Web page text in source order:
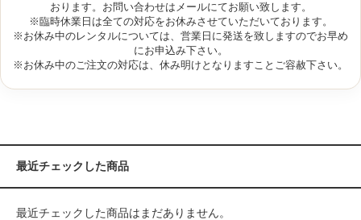
おります。お問い合わせはメールにてお願い致します。
※臨時休業日は全ての対応をお休みさせていただいております。
※お休み中のレンタルについては、営業日に発送を致しますのでお早め
にお申込み下さい。
※お休み中のご注文の対応は、休み明けとなりますことご容赦下さい。
最近チェックした商品
最近チェックした商品はまだありません。